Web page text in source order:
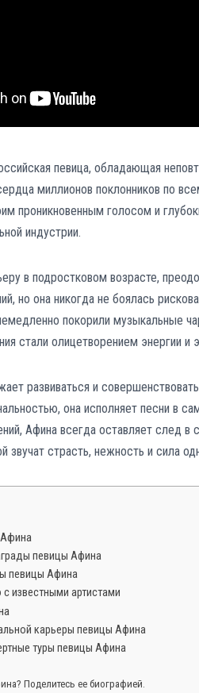
певица, обладающая
миллионов поклонников по
проникновенным голосом и
индустрии.
в подростковом возрасте,
но она никогда не боялась
покорили музыкальные
стали олицетворением энергии и
развиваться и
она исполняет песни в
Афина всегда оставляет след
звучат страсть, нежность и сила
певицы Афина
певицы Афина
известными артистами
карьеры певицы Афина
туры певицы Афина
Поделитесь ее биографией.